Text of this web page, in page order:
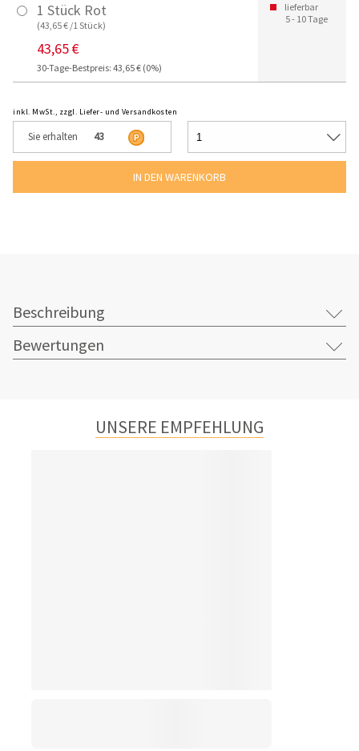
1 Stück Rot
(43,65 € /1 Stück)
43,65 €
30-Tage-Bestpreis: 43,65 € (0%)
lieferbar
5 - 10 Tage
inkl. MwSt., zzgl. Liefer- und Versandkosten
Sie erhalten 43
Beschreibung
Bewertungen
UNSERE EMPFEHLUNG